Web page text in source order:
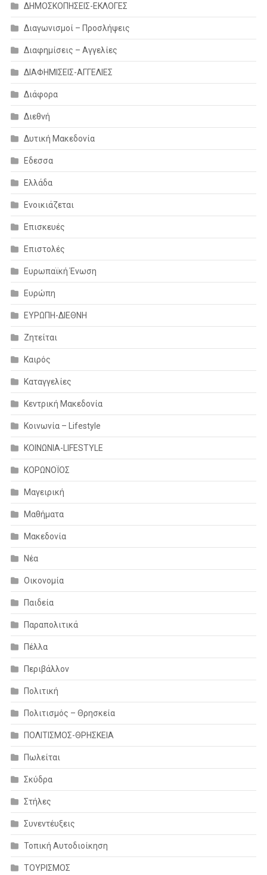
ΔΗΜΟΣΚΟΠΗΣΕΙΣ-ΕΚΛΟΓΕΣ
Διαγωνισμοί – Προσλήψεις
Διαφημίσεις – Αγγελίες
ΔΙΑΦΗΜΙΣΕΙΣ-ΑΓΓΕΛΙΕΣ
Διάφορα
Διεθνή
Δυτική Μακεδονία
Εδεσσα
Ελλάδα
Ενοικιάζεται
Επισκευές
Επιστολές
Ευρωπαϊκή Ένωση
Ευρώπη
ΕΥΡΩΠΗ-ΔΙΕΘΝΗ
Ζητείται
Καιρός
Καταγγελίες
Κεντρική Μακεδονία
Κοινωνία – Lifestyle
ΚΟΙΝΩΝΙΑ-LIFESTYLE
ΚΟΡΩΝΟΪΟΣ
Μαγειρική
Μαθήματα
Μακεδονία
Νέα
Οικονομία
Παιδεία
Παραπολιτικά
Πέλλα
Περιβάλλον
Πολιτική
Πολιτισμός – Θρησκεία
ΠΟΛΙΤΙΣΜΟΣ-ΘΡΗΣΚΕΙΑ
Πωλείται
Σκύδρα
Στήλες
Συνεντέυξεις
Τοπική Αυτοδιοίκηση
ΤΟΥΡΙΣΜΟΣ